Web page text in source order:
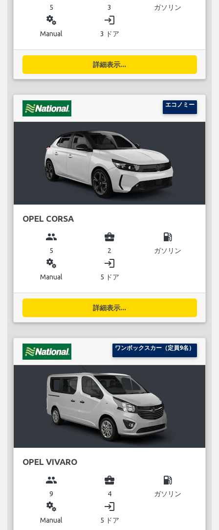
5 3 ガソリン
miscellaneous_services
Manual
login
3 ドア
詳細表示...
エコノミー
OPEL CORSA
group
5
business_center
2
local_gas_station
ガソリン
miscellaneous_services
Manual
login
5 ドア
詳細表示...
ワンボックスカー（定員9名）
OPEL VIVARO
group
9
business_center
4
local_gas_station
ガソリン
miscellaneous_services
Manual
login
5 ドア